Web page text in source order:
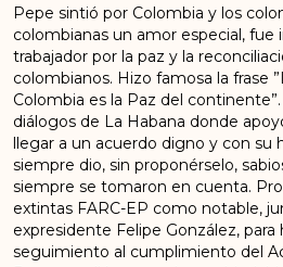
Pepe sintió por Colombia y los
colombianas un amor especial, fue
trabajador por la paz y la
colombianos. Hizo famosa la frase
Colombia es la Paz del
diálogos de La Habana donde
llegar a un acuerdo digno y con su
siempre dio, sin proponérselo,
siempre se tomaron en cuenta.
extintas FARC-EP como notable,
expresidente Felipe González, para
seguimiento al cumplimiento del